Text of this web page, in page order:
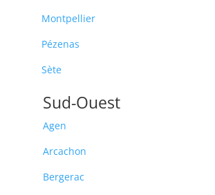
Montpellier
Pézenas
Sète
Sud-Ouest
Agen
Arcachon
Bergerac